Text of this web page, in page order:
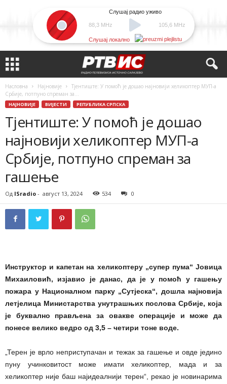
88,3 MHz
Слушај радио уживо
105,6 MHz
Слушај локално
Насловна Најновије
Тјентиште: У помоћ је дошао најновији хеликоптер МУП-а
Србије, потпуно спреман за...
НАЈНОВИЈЕ ВИЈЕСТИ РЕПУБЛИКА СРПСКА
Тјентиште: У помоћ је дошао
најновији хеликоптер МУП-а
Србије, потпуно спреман за
гашење
Од ISradio - август 13, 2024 534 0
Инструктор и капетан на хеликоптеру „супер пума“ Јовица
Михаиловић, изјавио је данас, да је у помоћ у гашењу
пожара у Националном парку „Сутјеска“, дошла најновија
летјелица Министарства унутрашњих послова Србије, која
је буквално прављена за овакве операције и може да
понесе велико ведро од 3,5 – четири тоне воде.
„Терен је врло неприступачан и тежак за гашење и овде једино
пуну учинковитост може имати хеликоптер, мада и за
хеликоптер није баш најидеалнији терен“, рекао је новинарима